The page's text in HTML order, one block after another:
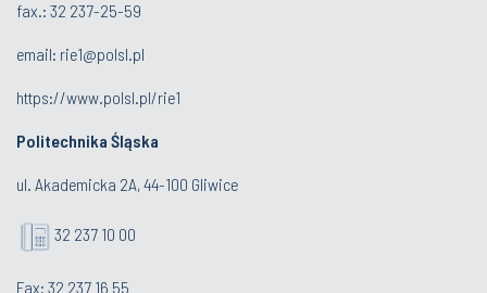
fax.: 32 237-25-59
email: rie1@polsl.pl
https://www.polsl.pl/rie1
Politechnika Śląska
ul. Akademicka 2A, 44-100 Gliwice
32 237 10 00
Fax: 32 237 16 55